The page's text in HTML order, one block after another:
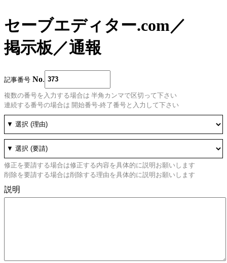
セーブエディター.com／
掲示板／通報
記事番号 No
複数の番号を入力する場合は 半角カンマで区切って下さい
連続する番号の場合は 開始番号-終了番号と入力して下さい
修正を要請する場合は修正する内容を具体的に説明お願いします
削除を要請する場合は削除する理由を具体的に説明お願いします
説明